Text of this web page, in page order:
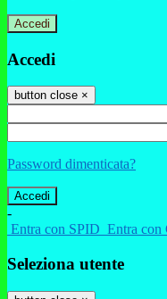
Accedi
Accedi
button close ×
Password dimenticata?
-
Entra con SPID Entra con
Seleziona utente